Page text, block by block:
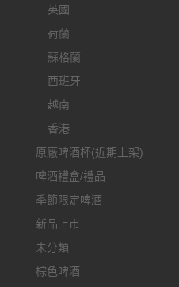
英國
荷蘭
蘇格蘭
西班牙
越南
香港
原廠啤酒杯(近期上架)
啤酒禮盒/禮品
季節限定啤酒
新品上市
未分類
棕色啤酒